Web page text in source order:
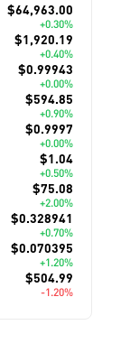
$64,963.00
+0.30%
$1,920.19
+0.40%
$0.99943
+0.00%
$594.85
+0.90%
$0.9997
+0.00%
$1.04
+0.50%
$75.08
+2.00%
$0.328941
+0.70%
$0.070395
+1.20%
$504.99
-1.20%